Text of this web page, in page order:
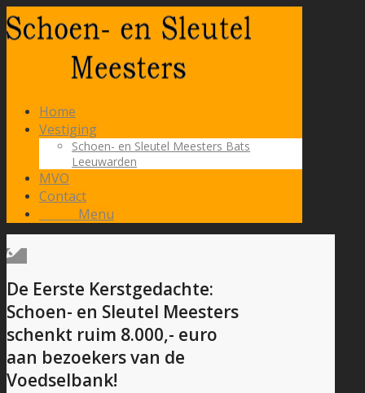
Home
Vestiging
Schoen- en Sleutel Meesters Bats
Leeuwarden
MVO
Contact
Menu
De Eerste Kerstgedachte:
Schoen- en Sleutel Meesters
schenkt ruim 8.000,- euro
aan bezoekers van de
Voedselbank!